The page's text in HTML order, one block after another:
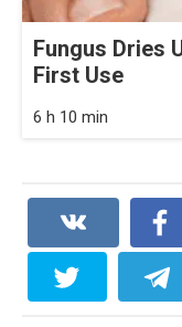
Fungus Dries
First Use
6 h 10 min